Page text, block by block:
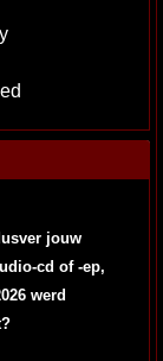
jouw
cd of -ep,
werd